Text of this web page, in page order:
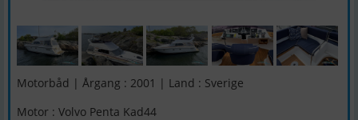
Motorbåd | Årgang : 2001 | Land : Sverige
Motor : Volvo Penta Kad44